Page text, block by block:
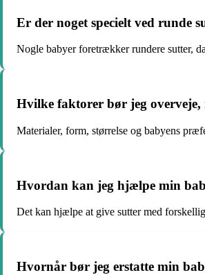
Er der noget specielt ved runde
Nogle babyer foretrækker rundere sutter,
Hvilke faktorer bør jeg
Materialer, form, størrelse og babyens
Hvordan kan jeg hjælpe min
Det kan hjælpe at give sutter med
Hvornår bør jeg erstatte min